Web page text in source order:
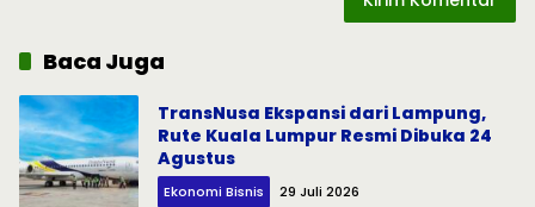
Baca Juga
TransNusa Ekspansi dari Lampung,
Rute Kuala Lumpur Resmi Dibuka 24
Agustus
Ekonomi Bisnis 29 Juli 2026